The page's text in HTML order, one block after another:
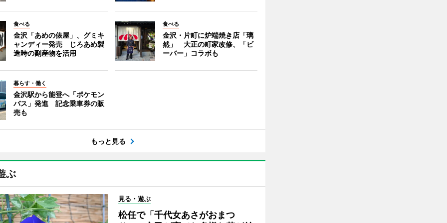
食べる
金沢「あめの俵屋」、グミキ
ャンディー発売 じろあめ製
造時の副産物を活用
食べる
金沢・片町に炉端焼き店「璃
然」 大正の町家改修、「ビ
ーバー」コラボも
暮らす・働く
金沢駅から能登へ「ポケモン
バス」発進 記念乗車券の販
売も
もっと見る
ぶ
見る・遊ぶ
松任で「千代女あさがおまつ